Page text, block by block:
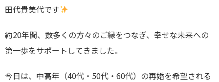
田代貴美代です
約20年間、数多くの方々のご縁をつなぎ、幸せな未来への
第一歩をサポートしてきました。
今日は、中高年（40代・50代・60代）の再婚を希望される